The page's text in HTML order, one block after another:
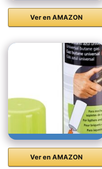
Ver en AMAZON
Ver en AMAZON